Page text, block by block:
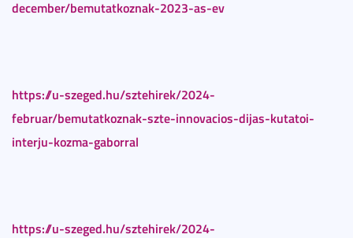
december/bemutatkoznak-2023-as-ev
https://u-szeged.hu/sztehirek/2024-
februar/bemutatkoznak-szte-innovacios-dijas-kutatoi-
interju-kozma-gaborral
https://u-szeged.hu/sztehirek/2024-